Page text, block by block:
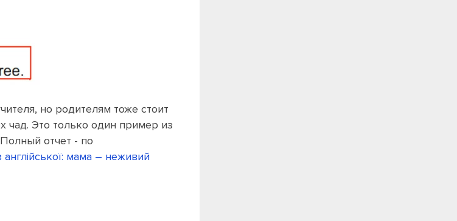
но родителям тоже стоит
чад. Это только один пример из
отчет - по
мама – неживий